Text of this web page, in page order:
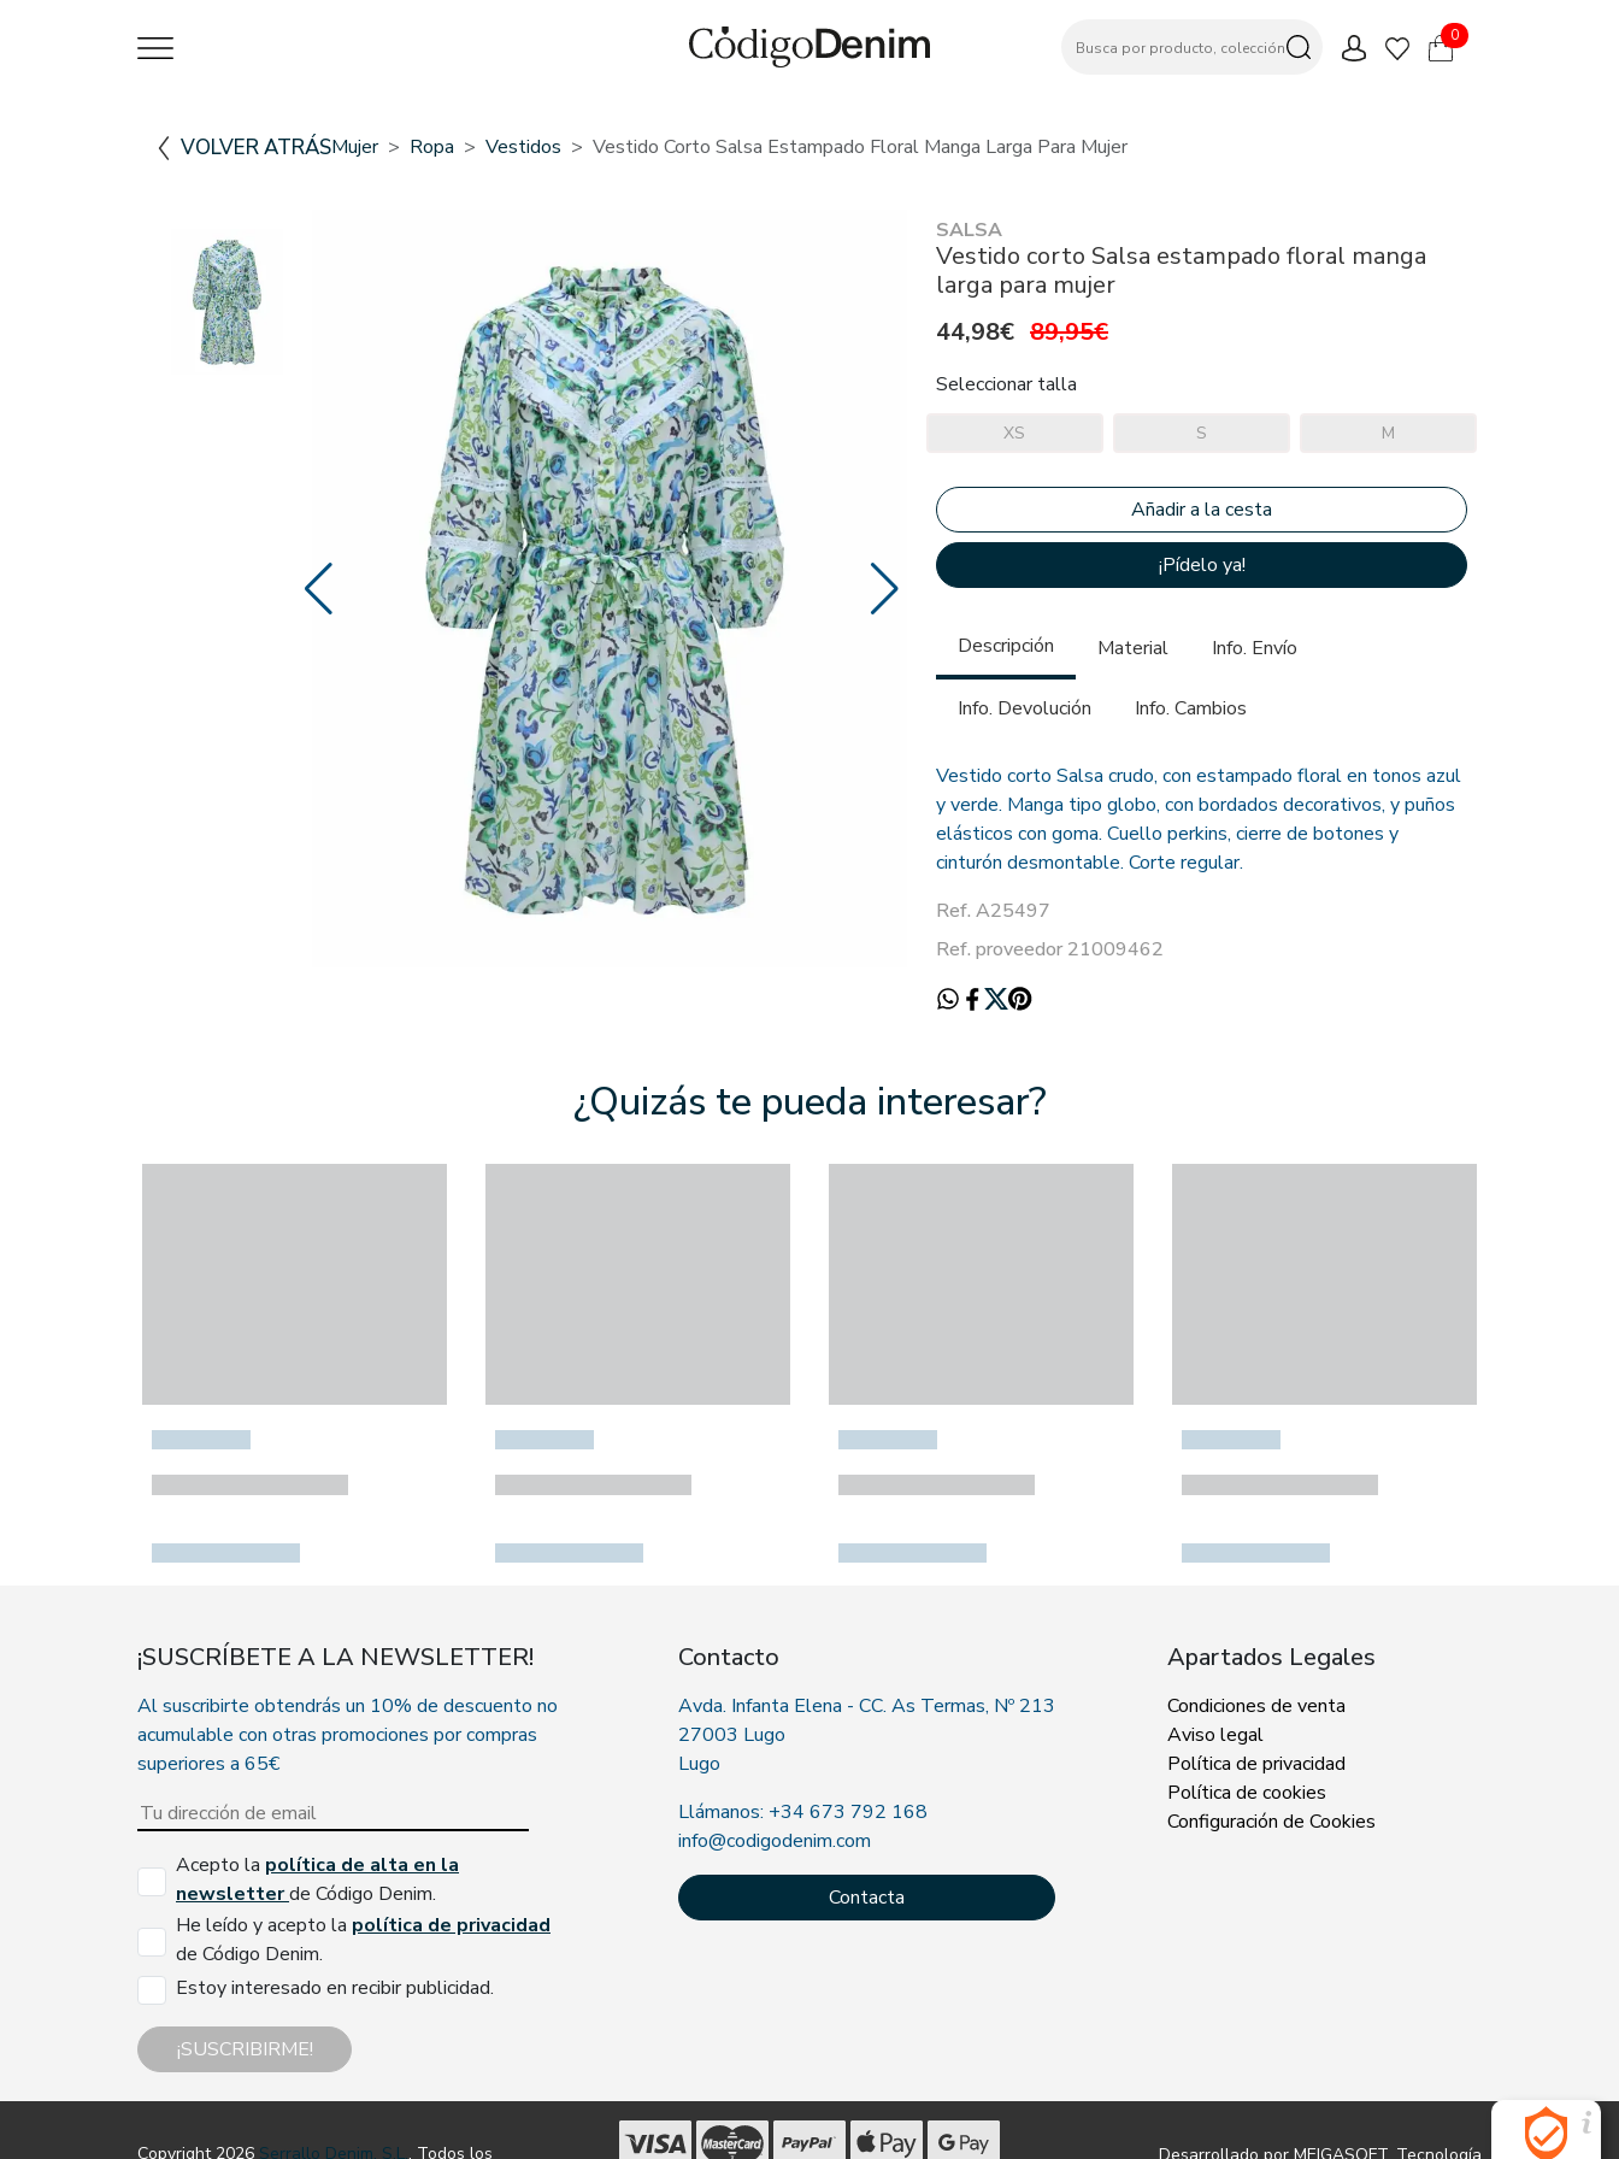
0
VOLVER ATRÁSMujer Ropa Vestidos Vestido Corto Salsa Estampado Floral Manga Larga Para Mujer
SALSA
Vestido corto Salsa estampado floral manga
larga para mujer
44,98€ 89,95€
Seleccionar talla
XS S M
¡Pídelo ya!
Descripción Material Info. Envío
Info. Devolución Info. Cambios
Vestido corto Salsa crudo, con estampado floral en tonos azul
y verde. Manga tipo globo, con bordados decorativos, y puños
elásticos con goma. Cuello perkins, cierre de botones y
cinturón desmontable. Corte regular.
Ref. A25497
Ref. proveedor 21009462
¿Quizás te pueda interesar?
¡SUSCRÍBETE A LA NEWSLETTER!
Al suscribirte obtendrás un 10% de descuento no
acumulable con otras promociones por compras
superiores a 65€
Acepto la política de alta en la
newsletterde Código Denim.
He leído y acepto la política de privacidad
de Código Denim.
Estoy interesado en recibir publicidad.
¡SUSCRIBIRME!
Contacto
Avda. Infanta Elena - CC. As Termas, Nº 213
27003 Lugo
Lugo
Llámanos: +34 673 792 168
info@codigodenim.com
Contacta
Apartados Legales
Condiciones de venta
Aviso legal
Política de privacidad
Política de cookies
Configuración de Cookies
Copyright 2026 Serrallo Denim, S.L.. Todos los